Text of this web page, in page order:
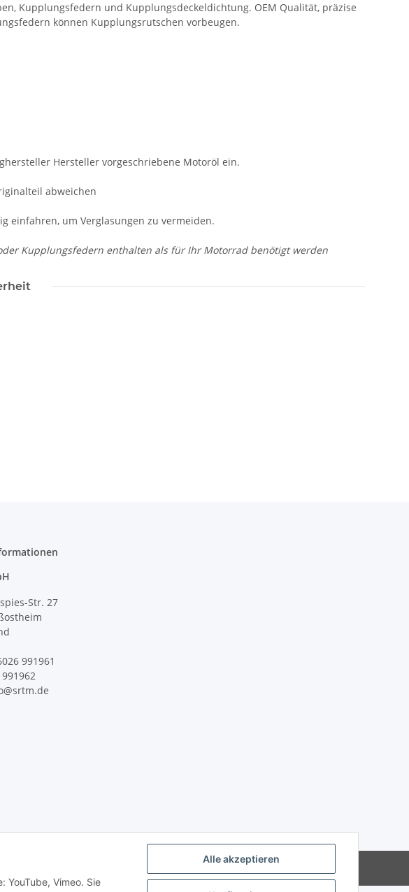
Alle akzeptieren
YouTube, Vimeo. Sie
Kupplungsfedern und Kupplungsdeckeldichtung. OEM Qualität, präzise
können Kupplungsrutschen vorbeugen.
Hersteller vorgeschriebene Motoröl ein.
abweichen
einfahren, um Verglasungen zu vermeiden.
Kupplungsfedern enthalten als für Ihr Motorrad benötigt werden
Str. 27
991961
991962